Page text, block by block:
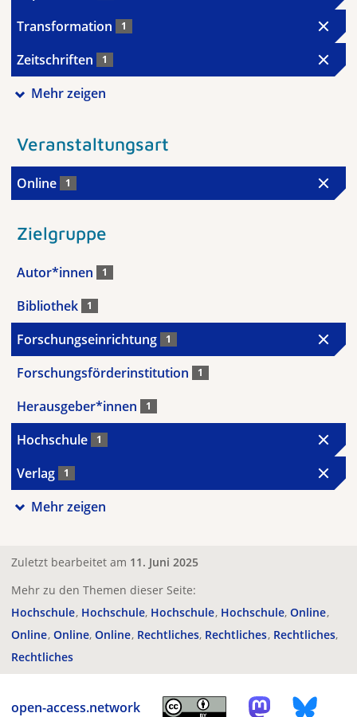
Transformation 1
Zeitschriften 1
Mehr zeigen
Veranstaltungsart
Online 1
Zielgruppe
Autor*innen 1
Bibliothek 1
Forschungseinrichtung 1
Forschungsförderinstitution 1
Herausgeber*innen 1
Hochschule 1
Verlag 1
Mehr zeigen
Zuletzt bearbeitet am 11. Juni 2025
Mehr zu den Themen dieser Seite:
Hochschule Hochschule Hochschule Hochschule Online
Online Online Online Rechtliches Rechtliches Rechtliches
Rechtliches
open-access.network